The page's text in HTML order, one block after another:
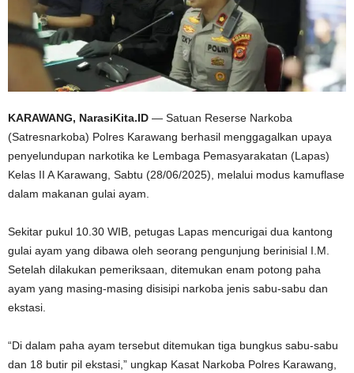
KARAWANG, NarasiKita.ID — Satuan Reserse Narkoba
(Satresnarkoba) Polres Karawang berhasil menggagalkan upaya
penyelundupan narkotika ke Lembaga Pemasyarakatan (Lapas)
Kelas II A Karawang, Sabtu (28/06/2025), melalui modus kamuflase
dalam makanan gulai ayam.
Sekitar pukul 10.30 WIB, petugas Lapas mencurigai dua kantong
gulai ayam yang dibawa oleh seorang pengunjung berinisial I.M.
Setelah dilakukan pemeriksaan, ditemukan enam potong paha
ayam yang masing-masing disisipi narkoba jenis sabu-sabu dan
ekstasi.
“Di dalam paha ayam tersebut ditemukan tiga bungkus sabu-sabu
dan 18 butir pil ekstasi,” ungkap Kasat Narkoba Polres Karawang,